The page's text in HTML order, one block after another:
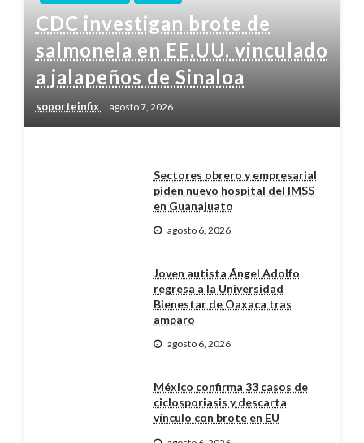
CDC investigan brote de
salmonela en EE.UU. vinculado
a jalapeños de Sinaloa
soporteinfix agosto 7, 2026
Sectores obrero y empresarial
piden nuevo hospital del IMSS
en Guanajuato
agosto 6, 2026
Joven autista Ángel Adolfo
regresa a la Universidad
Bienestar de Oaxaca tras
amparo
agosto 6, 2026
México confirma 33 casos de
ciclosporiasis y descarta
vínculo con brote en EU